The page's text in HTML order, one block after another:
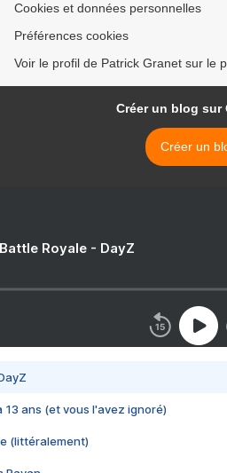
Cookies et données personnelles
Préférences cookies
Voir le profil de Patrick Granet sur le
Créer un blog sur
Créer un
Royale - DayZ
13 ans (et vous l'avez ignoré)
(littéralement)